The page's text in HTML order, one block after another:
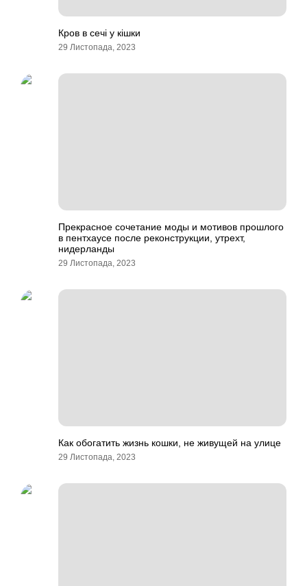
Кров в сечі у кішки
29 Листопада, 2023
Прекрасное сочетание моды и мотивов прошлого
в пентхаусе после реконструкции, утрехт,
нидерланды
29 Листопада, 2023
Как обогатить жизнь кошки, не живущей на улице
29 Листопада, 2023